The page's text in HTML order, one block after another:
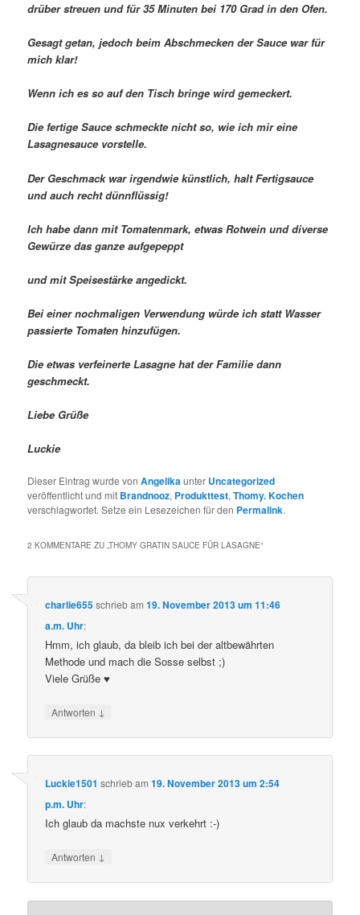
drüber streuen und für 35 Minuten bei 170 Grad in den Ofen.
Gesagt getan, jedoch beim Abschmecken der Sauce war für
mich klar!
Wenn ich es so auf den Tisch bringe wird gemeckert.
Die fertige Sauce schmeckte nicht so, wie ich mir eine
Lasagnesauce vorstelle.
Der Geschmack war irgendwie künstlich, halt Fertigsauce
und auch recht dünnflüssig!
Ich habe dann mit Tomatenmark, etwas Rotwein und diverse
Gewürze das ganze aufgepeppt
und mit Speisestärke angedickt.
Bei einer nochmaligen Verwendung würde ich statt Wasser
passierte Tomaten hinzufügen.
Die etwas verfeinerte Lasagne hat der Familie dann
geschmeckt.
Liebe Grüße
Luckie
Dieser Eintrag wurde vonAngelikaunter Uncategorized
veröffentlicht und mit Brandnooz, Produkttest,Thomy. Kochen
verschlagwortet. Setze ein Lesezeichen für den Permalink.
2 KOMMENTARE ZU „THOMY GRATIN SAUCE FÜR LASAGNE“
charlie655schriebam19. November 2013 um 11:46
a.m. Uhr:
Hmm, ich glaub, da bleib ich bei der altbewährten
Methode und mach die Sosse selbst ;)
Viele Grüße ♥
Antworten ↓
Luckie1501 schriebam19. November 2013 um 2:54
p.m. Uhr:
Ich glaub da machste nux verkehrt :-)
Antworten ↓